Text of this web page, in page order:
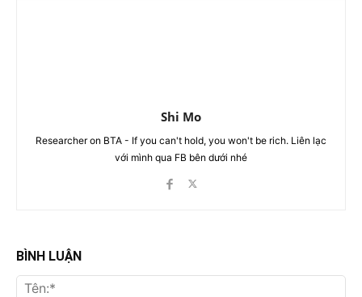
Shi Mo
Researcher on BTA - If you can't hold, you won't be rich. Liên lạc
với mình qua FB bên dưới nhé
BÌNH LUẬN